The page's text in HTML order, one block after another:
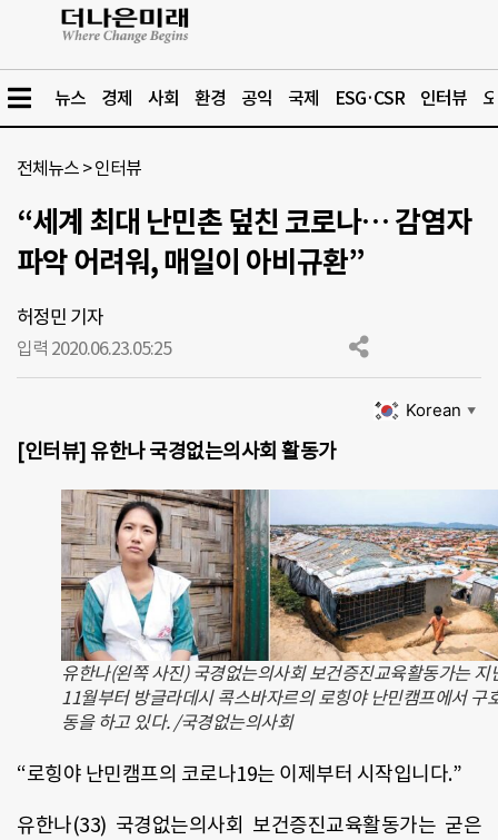
뉴스 경제 사회 환경 공익 국제 ESG·CSR 인터뷰
전체뉴스 >인터뷰
“세계 최대 난민촌 덮친 코로나… 감염자
파악 어려워, 매일이 아비규환”
허정민 기자
입력 2020.06.23.05:25
Korean ▼
[인터뷰] 유한나 국경없는의사회 활동가
유한나(왼쪽 사진) 국경없는의사회 보건증진교육활동가는 지
11월부터 방글라데시 콕스바자르의 로힝야 난민캠프에서 구
동을 하고 있다. /국경없는의사회
“로힝야 난민캠프의 코로나19는 이제부터 시작입니다.”
유한나(33) 국경없는의사회 보건증진교육활동가는 굳은